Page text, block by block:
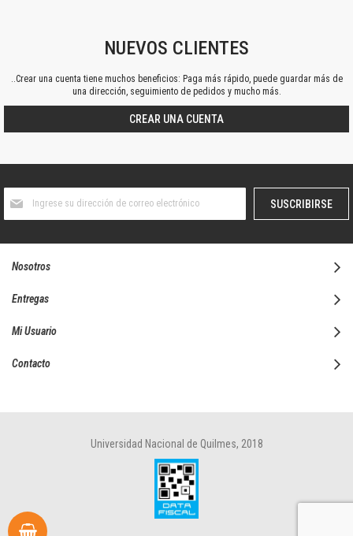
NUEVOS CLIENTES
..Crear una cuenta tiene muchos beneficios: Paga más rápido, puede guardar más de
una dirección, seguimiento de pedidos y mucho más.
CREAR UNA CUENTA
boletín
SUSCRIBIRSE
Nosotros
Entregas
Mi Usuario
Contacto
Universidad Nacional de Quilmes, 2018